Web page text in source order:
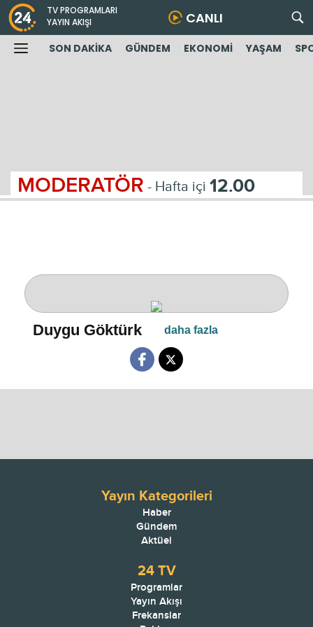
TV PROGRAMLARI
YAYIN AKIŞI
CANLI
SON DAKİKA GÜNDEM EKONOMİ YAŞAM
MODERATÖR - Hafta içi 12.00
Duygu Göktürk
Yayın Kategorileri
Haber
Gündem
Aktüel
24 TV
Programlar
Yayın Akışı
Frekanslar